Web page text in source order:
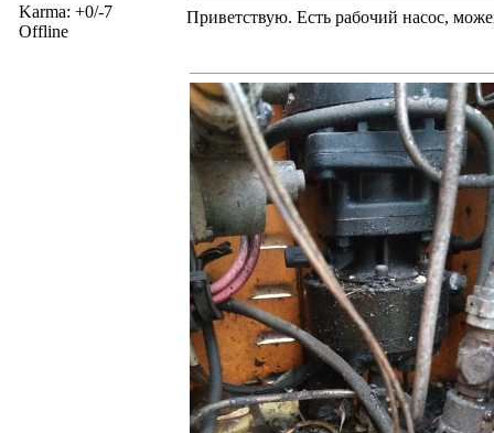
Karma: +0/-7
Offline
Приветствую. Есть рабочий насос,